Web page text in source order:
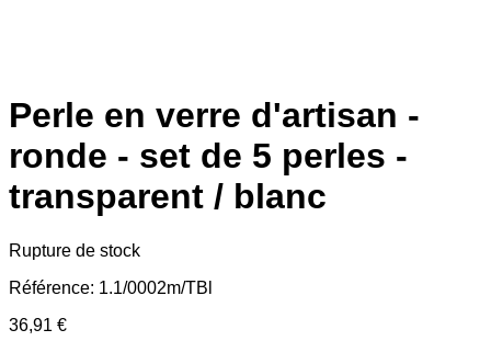
Perle en verre d'artisan -
ronde - set de 5 perles -
transparent / blanc
Rupture de stock
Référence: 1.1/0002m/TBl
36,91 €